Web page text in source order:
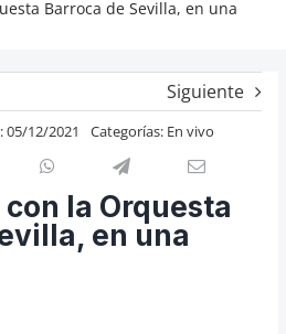
Barroca de Sevilla, en una
Siguiente
05/12/2021 Categorías: En vivo
la Orquesta
en una